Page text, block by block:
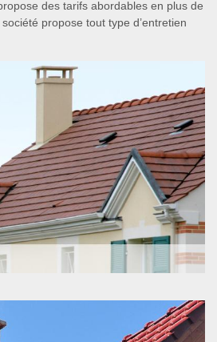
des tarifs abordables en plus de
propose tout type d’entretien